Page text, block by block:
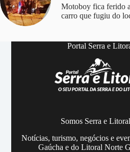
Motoboy fica ferido
carro que fugiu do
Portal Serra e
Somos Serra e Litoral
Notícias, turismo, negócios e
Gaúcha e do Litoral Norte